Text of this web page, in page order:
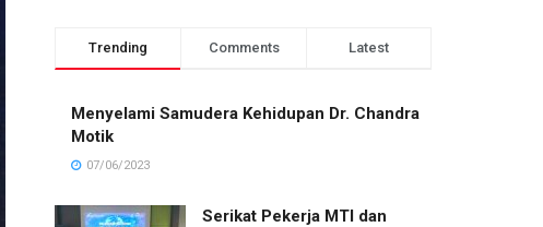
Trending Comments Latest
Menyelami Samudera Kehidupan Dr. Chandra
Motik
07/06/2023
Serikat Pekerja MTI dan